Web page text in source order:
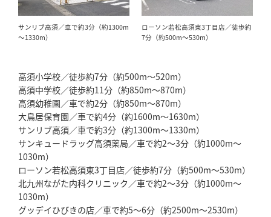
サンリブ高須／車で約3分（約1300m
～1330m）
ローソン若松高須東3丁目店／徒歩約
7分（約500m～530m）
高須小学校／徒歩約7分（約500m～520m）
高須中学校／徒歩約11分（約850m～870m）
高須幼稚園／車で約2分（約850m～870m）
大鳥居保育園／車で約4分（約1600m～1630m）
サンリブ高須／車で約3分（約1300m～1330m）
サンキュードラッグ高須薬局／車で約2～3分（約1000m～
1030m）
ローソン若松高須東3丁目店／徒歩約7分（約500m～530m）
北九州ながた内科クリニック／車で約2～3分（約1000m～
1030m）
グッデイひびきの店／車で約5～6分（約2500m～2530m）